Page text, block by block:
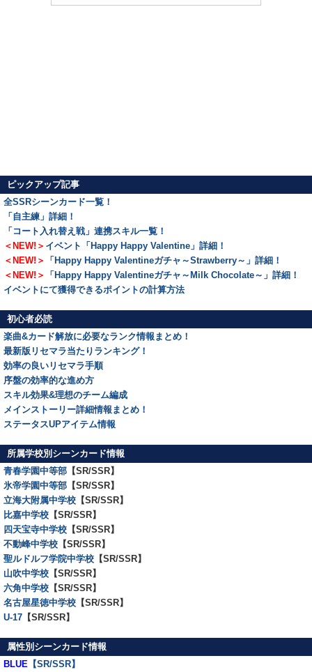
ピックアップ記事
全SSRシーンカード一覧！
「自主練」詳細！
「コート入れ替え戦」連携スキル一覧！
＜NEW!＞ イベント「Happy Happy Valentine」詳細！
＜NEW!＞
「Happy Happy Valentineガチャ～Strawberry～」詳細！
＜NEW!＞
「Happy Happy Valentineガチャ～Milk Chocolate～」詳細！
イベントにて獲得できるポイントの計算方法
初心者必読
楽曲&カード解放に必要なランク情報まとめ！
最新版リセマラ当たりランキング！
効率の良いリセマラ手順
序盤の効率的な進め方
スキル効果&理想のチーム編成
メインストーリー詳細情報まとめ！
ステータスUPアイテム情報
所属学校別シーンカード情報
青春学園中等部 【SR/SSR】
氷帝学園中等部 【SR/SSR】
立海大附属中学校 【SR/SSR】
比嘉中学校 【SR/SSR】
四天宝寺中学校 【SR/SSR】
不動峰中学校 【SR/SSR】
聖ルドルフ学院中学校 【SR/SSR】
山吹中学校 【SR/SSR】
六角中学校 【SR/SSR】
名古屋星徳中学校 【SR/SSR】
U-17 【SR/SSR】
属性別シーンカード情報
BLUE 【SR/SSR】